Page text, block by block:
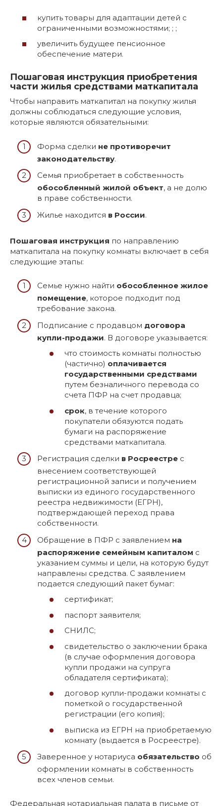
купить товары для адаптации детей с
ограниченными возможностями; ; ;
увеличить будущее пенсионное
обеспечение матери.
Пошаговая инструкция приобретения
части жилья средствами маткапитала
Чтобы направить маткапитал на покупку жилья
должны соблюдаться следующие условия,
которые являются обязательными:
Форма сделки не противоречит
законодательству.
Семья приобретает в собственность
обособленный жилой объект, а не долю
в праве собственности.
Жилье находится в России.
Пошаговая инструкция по направлению
маткапитала на покупку комнаты включает в себя
следующие этапы:
Семье нужно найти обособленное жилое
помещение, которое подходит под
требование закона.
Подписание с продавцом договора
купли-продажи. В договоре указывается:
что стоимость комнаты полностью
(частично) оплачивается
государственными средствами
путем безналичного перевода со
счета ПФР на счет продавца;
срок, в течение которого
покупатели обязуются подать
бумаги на распоряжение
средствами маткапитала.
Регистрация сделки в Росреестре с
внесением соответствующей
регистрационной записи и получением
выписки из единого государственного
реестра недвижимости (ЕГРН),
подтверждающей переход права
собственности.
Обращение в ПФР с заявлением на
распоряжение семейным капиталом с
указанием суммы и цели, на которую будут
направлены средства. С заявлением
подается следующий пакет бумаг:
сертификат;
паспорт заявителя;
СНИЛС;
свидетельство о заключении брака
(в случае оформления договора
купли продажи на супруга
обладателя сертификата);
договор купли-продажи комнаты с
пометкой о государственной
регистрации (его копия);
выписка из ЕГРН на приобретаемую
комнату (выдается в Росреестре).
Заверенное у нотариуса обязательство об
оформлении комнаты в собственность
всех членов семьи.
Федеральная нотариальная палата в письме от